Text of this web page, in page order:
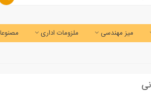
میز مهندسی ملزومات اداری